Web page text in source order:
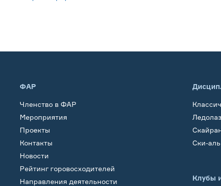
ФАР
Членство в ФАР
Мероприятия
Проекты
Контакты
Новости
Рейтинг горовосходителей
Направления деятельности
Ски-
Клубы